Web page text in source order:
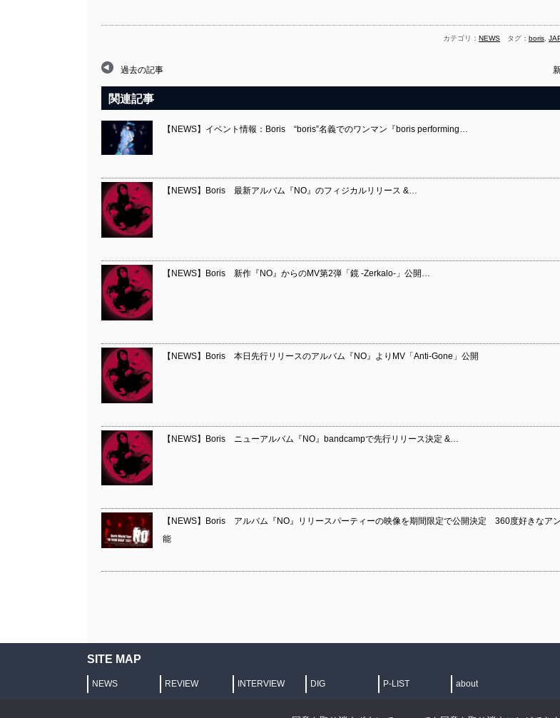
カテゴリ： NEWS タグ： boris,
過去の記事
関連記事
【NEWS】イベント情報：Boris “boris”名義でのワンマン『boris performing…
【NEWS】Boris 最新アルバム『NO』のフィジカルリリース &…
【NEWS】Boris 新作『NO』からのMV第2弾「鏡 -Zerkalo-」公開…
【NEWS】Boris 本日先行リリースのアルバム『NO』よりMV「Anti-Gone」公開
【NEWS】Boris ニューアルバム『NO』bandcampで先行リリース決定 &…
【NEWS】Boris アルバム『NO』リリースパーティーの映像を期間限定で公開決定 360度好きなア
能
SITE MAP
NEWS REVIEW INTERVIEW DIG P-LIST about